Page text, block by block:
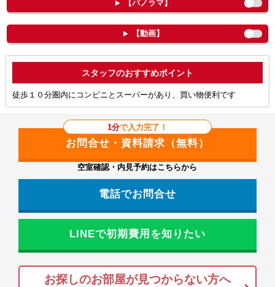
【パノラマ】
【動画】
ポイント
徒歩１０分圏内にコンビニとスーパーがあり、買い物便利です
1分で入力完了！
空室確認・内見予約はこちらから
電話でお問合せ
LINEで初期費用を知りたい
お探しのお部屋が見つからない方へ